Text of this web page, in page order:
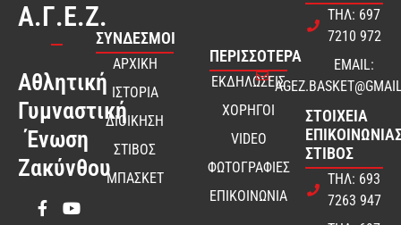
Α.Γ.Ε.Ζ.
Αθλητική
Γυμναστική
Ένωση
Ζακύνθου
ΣΎΝΔΕΣΜΟΙ
ΑΡΧΙΚΗ
ΙΣΤΟΡΙΑ
ΔΙΟΙΚΗΣΗ
ΣΤΙΒΟΣ
ΜΠΑΣΚΕΤ
ΠΕΡΙΣΣΟΤΕΡΑ
ΕΚΔΗΛΩΣΕΙΣ
ΧΟΡΗΓΟΙ
VIDEO
ΦΩΤΟΓΡΑΦΙΕΣ
ΕΠΙΚΟΙΝΩΝΙΑ
ΤΗΛ: 697
7210 972
EMAIL:
ΣΤΟΙΧΕΊΑ
ΣΤΊΒΟΣ
ΤΗΛ: 693
7263 947